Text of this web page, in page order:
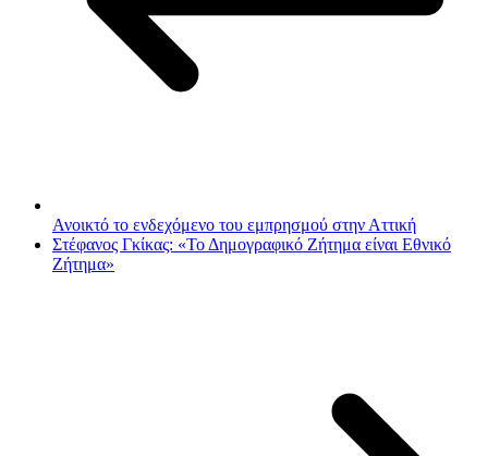
Ανοικτό το ενδεχόμενο του εμπρησμού στην Αττική
Στέφανος Γκίκας: «Το Δημογραφικό Ζήτημα είναι Εθνικό
Ζήτημα»